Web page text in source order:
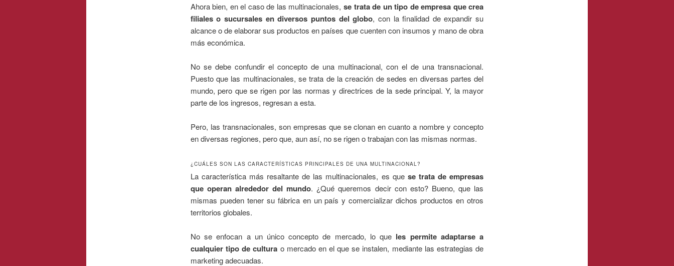
Ahora bien, en el caso de las multinacionales, se trata de un tipo de empresa que crea
filiales o sucursales en diversos puntos del globo, con la finalidad de expandir su
alcance o de elaborar sus productos en países que cuenten con insumos y mano de obra
más económica.
No se debe confundir el concepto de una multinacional, con el de una transnacional.
Puesto que las multinacionales, se trata de la creación de sedes en diversas partes del
mundo, pero que se rigen por las normas y directrices de la sede principal. Y, la mayor
parte de los ingresos, regresan a esta.
Pero, las transnacionales, son empresas que se clonan en cuanto a nombre y concepto
en diversas regiones, pero que, aun así, no se rigen o trabajan con las mismas normas.
¿CUÁLES SON LAS CARACTERÍSTICAS PRINCIPALES DE UNA MULTINACIONAL?
La característica más resaltante de las multinacionales, es que se trata de empresas
que operan alrededor del mundo. ¿Qué queremos decir con esto? Bueno, que las
mismas pueden tener su fábrica en un país y comercializar dichos productos en otros
territorios globales.
No se enfocan a un único concepto de mercado, lo que les permite adaptarse a
cualquier tipo de cultura o mercado en el que se instalen, mediante las estrategias de
marketing adecuadas.